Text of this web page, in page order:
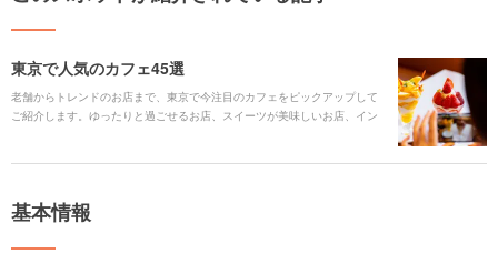
東京で人気のカフェ45選
老舗からトレンドのお店まで、東京で今注目のカフェをピックアップして
ご紹介します。ゆったりと過ごせるお店、スイーツが美味しいお店、イン
基本情報